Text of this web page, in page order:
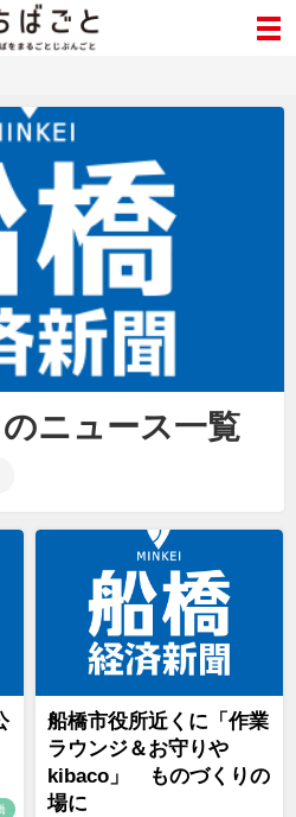
ニュース一覧
船橋市役所近くに「作業
ラウンジ＆お守りや
kibaco」 ものづくりの
場に